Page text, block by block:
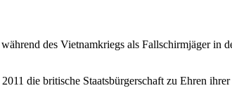
des Vietnamkriegs als Fallschirmjäger in
die britische Staatsbürgerschaft zu Ehren